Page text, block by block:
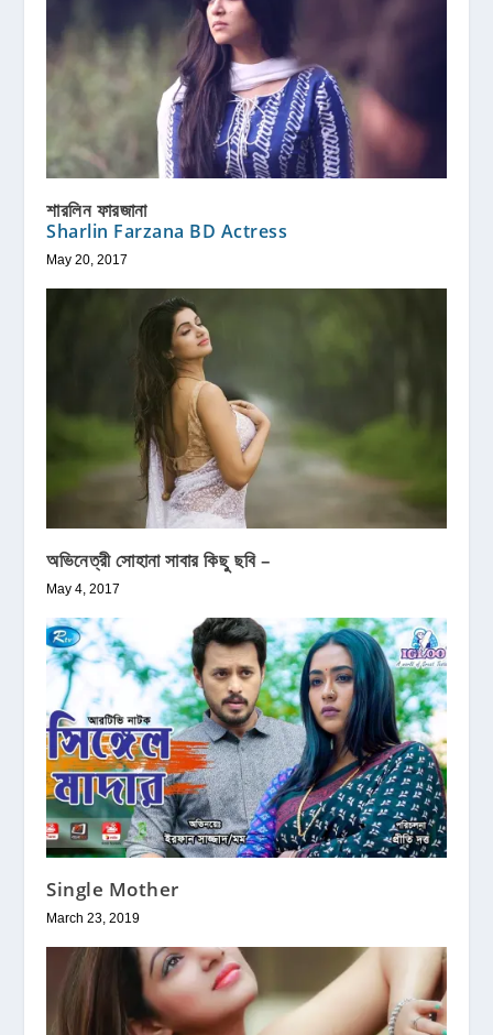
শারলিন ফারজানা
Sharlin Farzana BD Actress
May 20, 2017
অভিনেত্রী সোহানা সাবার কিছু ছবি –
May 4, 2017
Single Mother
March 23, 2019